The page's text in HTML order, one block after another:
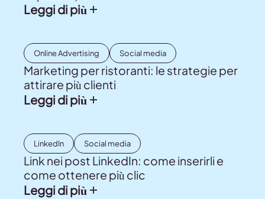
Leggi di più
Online Advertising Social media
Marketing per ristoranti: le strategie per
attirare più clienti
Leggi di più
LinkedIn Social media
Link nei post LinkedIn: come inserirli e
come ottenere più clic
Leggi di più